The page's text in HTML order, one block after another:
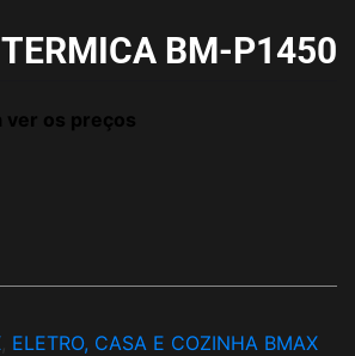
TERMICA BM-P1450
ver os preços
, ELETRO, CASA E COZINHA BMAX